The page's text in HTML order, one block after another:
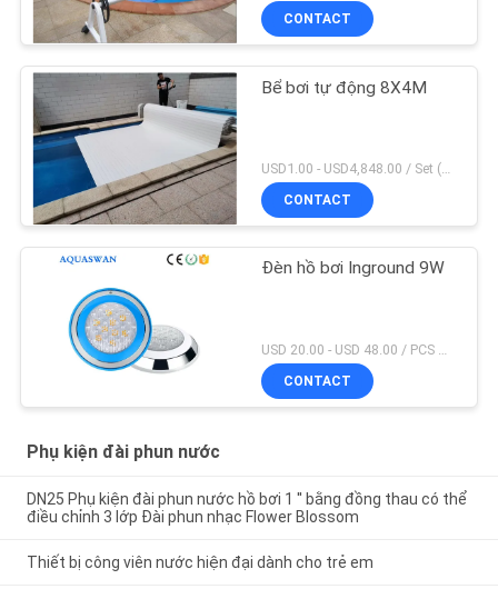
CONTACT
Bể bơi tự động 8X4M
USD1.00 - USD4,848.00 / Set (Cover With Roller), Only Cover USD28.00 - USD40.00 / Square Meter MOQ:1 chiếc
CONTACT
Đèn hồ bơi Inground 9W
USD 20.00 - USD 48.00 / PCS MOQ:1 chiếc
CONTACT
Phụ kiện đài phun nước
DN25 Phụ kiện đài phun nước hồ bơi 1 '' bằng đồng thau có thể
điều chỉnh 3 lớp Đài phun nhạc Flower Blossom
Thiết bị công viên nước hiện đại dành cho trẻ em